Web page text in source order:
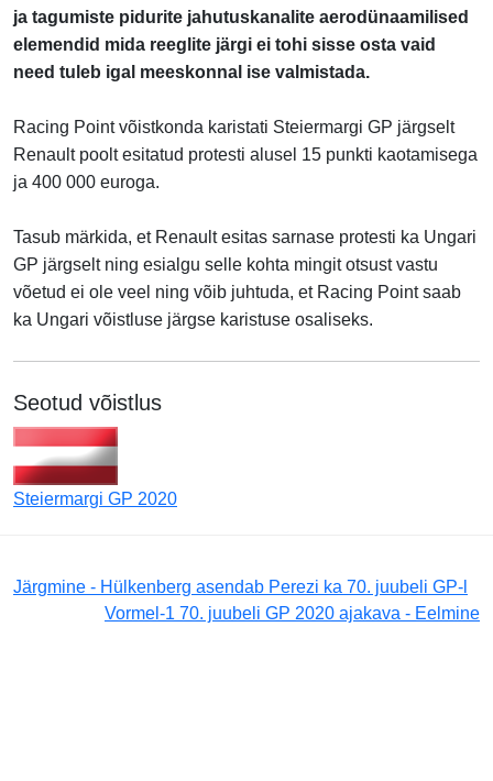
ja tagumiste pidurite jahutuskanalite aerodünaamilised
elemendid mida reeglite järgi ei tohi sisse osta vaid
need tuleb igal meeskonnal ise valmistada.
Racing Point võistkonda karistati Steiermargi GP järgselt
Renault poolt esitatud protesti alusel 15 punkti kaotamisega
ja 400 000 euroga.
Tasub märkida, et Renault esitas sarnase protesti ka Ungari
GP järgselt ning esialgu selle kohta mingit otsust vastu
võetud ei ole veel ning võib juhtuda, et Racing Point saab
ka Ungari võistluse järgse karistuse osaliseks.
Seotud võistlus
Steiermargi GP 2020
Järgmine - Hülkenberg asendab Perezi ka 70. juubeli GP-l
Vormel-1 70. juubeli GP 2020 ajakava - Eelmine